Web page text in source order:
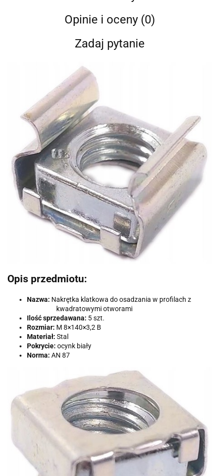
Opinie i oceny (0)
Zadaj pytanie
Opis przedmiotu:
Nazwa: Nakrętka klatkowa do osadzania w profilach z
kwadratowymi otworami
Ilość sprzedawana: 5 szt.
Rozmiar: M 8×140×3,2 B
Materiał: Stal
Pokrycie: ocynk biały
Norma: AN 87